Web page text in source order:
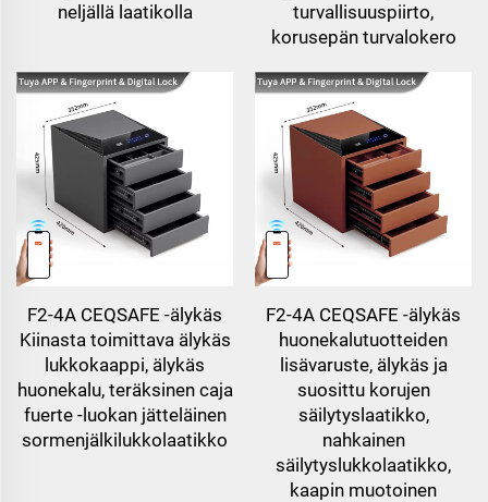
neljällä laatikolla
turvallisuuspiirto,
korusepän turvalokero
F2-4A CEQSAFE -älykäs
Kiinasta toimittava älykäs
lukkokaappi, älykäs
huonekalu, teräksinen caja
fuerte -luokan jätteläinen
sormenjälkilukkolaatikko
F2-4A CEQSAFE -älykäs
huonekalutuotteiden
lisävaruste, älykäs ja
suosittu korujen
säilytyslaatikko,
nahkainen
säilytyslukkolaatikko,
kaapin muotoinen